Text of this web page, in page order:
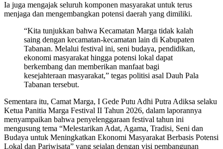
Ia juga mengajak seluruh komponen masyarakat untuk terus
menjaga dan mengembangkan potensi daerah yang dimiliki.
“Kita tunjukkan bahwa Kecamatan Marga tidak kalah
saing dengan kecamatan-kecamatan lain di Kabupaten
Tabanan. Melalui festival ini, seni budaya, pendidikan,
ekonomi masyarakat hingga potensi lokal dapat
berkembang dan memberikan manfaat bagi
kesejahteraan masyarakat,” tegas politisi asal Dauh Pala
Tabanan tersebut.
Sementara itu, Camat Marga, I Gede Putu Adhi Putra Adiksa selaku
Ketua Panitia Marga Festival II Tahun 2026, dalam laporannya
menyampaikan bahwa penyelenggaraan festival tahun ini
mengusung tema “Melestarikan Adat, Agama, Tradisi, Seni dan
Budaya untuk Meningkatkan Ekonomi Masyarakat Berbasis Potensi
Lokal dan Pariwisata” yang sejalan dengan visi pembangunan